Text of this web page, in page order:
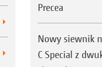
Precea
Nowy siewnik
C Special z